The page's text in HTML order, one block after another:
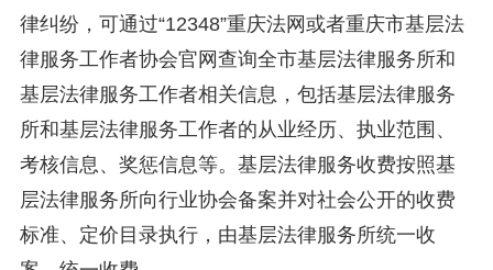
律纠纷，可通过“12348”重庆法网或者重庆市基层法
律服务工作者协会官网查询全市基层法律服务所和
基层法律服务工作者相关信息，包括基层法律服务
所和基层法律服务工作者的从业经历、执业范围、
考核信息、奖惩信息等。基层法律服务收费按照基
层法律服务所向行业协会备案并对社会公开的收费
标准、定价目录执行，由基层法律服务所统一收